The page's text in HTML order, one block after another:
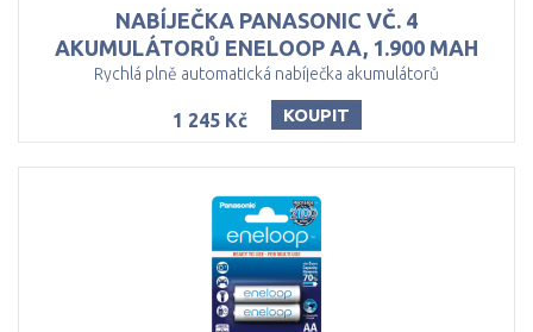
NABÍJEČKA PANASONIC VČ. 4
AKUMULÁTORŮ ENELOOP AA, 1.900 MAH
Rychlá plně automatická nabíječka akumulátorů
1 245 Kč KOUPIT